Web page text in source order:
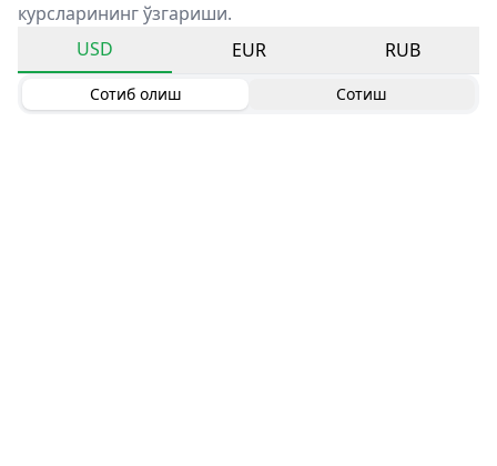
курсларининг ўзгариши.
USD
EUR RUB
Сотиб олиш Сотиш